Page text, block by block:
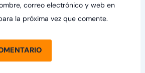
correo electrónico y web en
la próxima vez que comente.